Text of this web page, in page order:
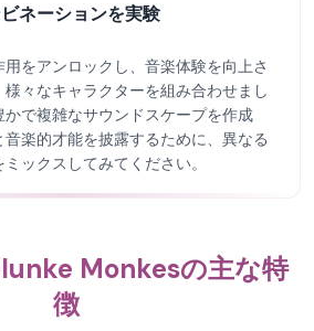
ネーションを実験
をアンロックし、音楽体験を向上さ
々なキャラクターを組み合わせまし
かで複雑なサウンドスケープを作成
音楽的才能を披露するために、異なる
ックスしてみてください。
Monkesの主な特
徴